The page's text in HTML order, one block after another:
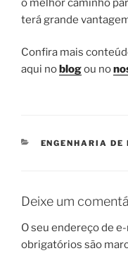
o melhor caminho
terá grande
Confira mais
aqui noblogou no
CATEGORIAS
ENGENHARIA DE
Deixe um
O seu endereço de
obrigatórios são